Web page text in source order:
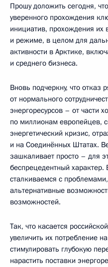
Прошу доложить сегодня,
уверенного прохождения
инициатив, прохождения
и режиме, в целом для
активности в Арктике,
и среднего бизнеса.
Вновь подчеркну, что отказ
от нормального
энергоресурсов – от части
по миллионам европейцев,
энергетический кризис,
и на Соединённых Штатах.
зашкаливает просто – для
беспрецедентный
сталкиваемся с
альтернативные
возможностей.
Так, что касается
увеличить их потребление
стимулировать глубокую
нарастить поставки